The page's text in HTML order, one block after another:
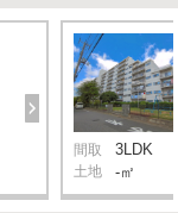
間取 3LDK
土地 -㎡